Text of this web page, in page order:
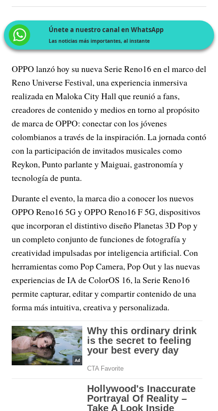
Únete a nuestro canal en WhatsApp
Las noticias más importantes, al instante
OPPO lanzó hoy su nueva Serie Reno16 en el marco del
Reno Universe Festival, una experiencia inmersiva
realizada en Maloka City Hall que reunió a fans,
creadores de contenido y medios en torno al propósito
de marca de OPPO: conectar con los jóvenes
colombianos a través de la inspiración. La jornada contó
con la participación de invitados musicales como
Reykon, Punto parlante y Maiguai, gastronomía y
tecnología de punta.
Durante el evento, la marca dio a conocer los nuevos
OPPO Reno16 5G y OPPO Reno16 F 5G, dispositivos
que incorporan el distintivo diseño Planetas 3D Pop y
un completo conjunto de funciones de fotografía y
creatividad impulsadas por inteligencia artificial. Con
herramientas como Pop Camera, Pop Out y las nuevas
experiencias de IA de ColorOS 16, la Serie Reno16
permite capturar, editar y compartir contenido de una
forma más intuitiva, creativa y personalizada.